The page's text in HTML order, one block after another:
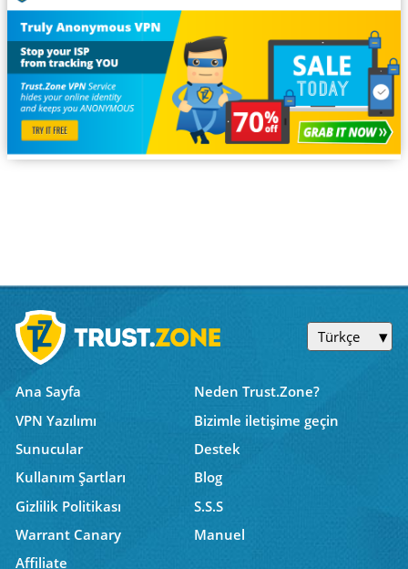
Türkçe
Ana Sayfa
Neden Trust.Zone?
VPN Yazılımı
Bizimle iletişime geçin
Sunucular
Destek
Kullanım Şartları
Blog
Gizlilik Politikası
S.S.S
Warrant Canary
Manuel
Affiliate